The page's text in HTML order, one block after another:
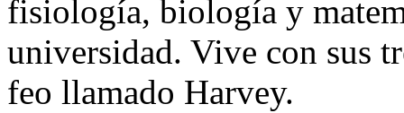
fisiología, biología y
universidad. Vive con sus
feo llamado Harvey.